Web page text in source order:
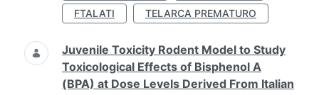
FTALATI
TELARCA PREMATURO
Juvenile Toxicity Rodent Model to Study
Toxicological Effects of Bisphenol A
(BPA) at Dose Levels Derived From Italian